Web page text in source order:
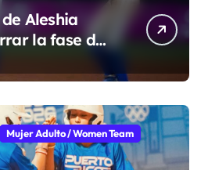
de Aleshia
la fase de
Mujer Adulto / Women Team